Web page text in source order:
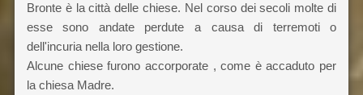
Bronte è la città delle chiese. Nel corso dei secoli molte di
esse sono andate perdute a causa di terremoti o
dell'incuria nella loro gestione.
Alcune chiese furono accorporate , come è accaduto per
la chiesa Madre.